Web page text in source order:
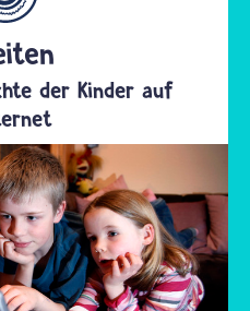
der Kinder auf